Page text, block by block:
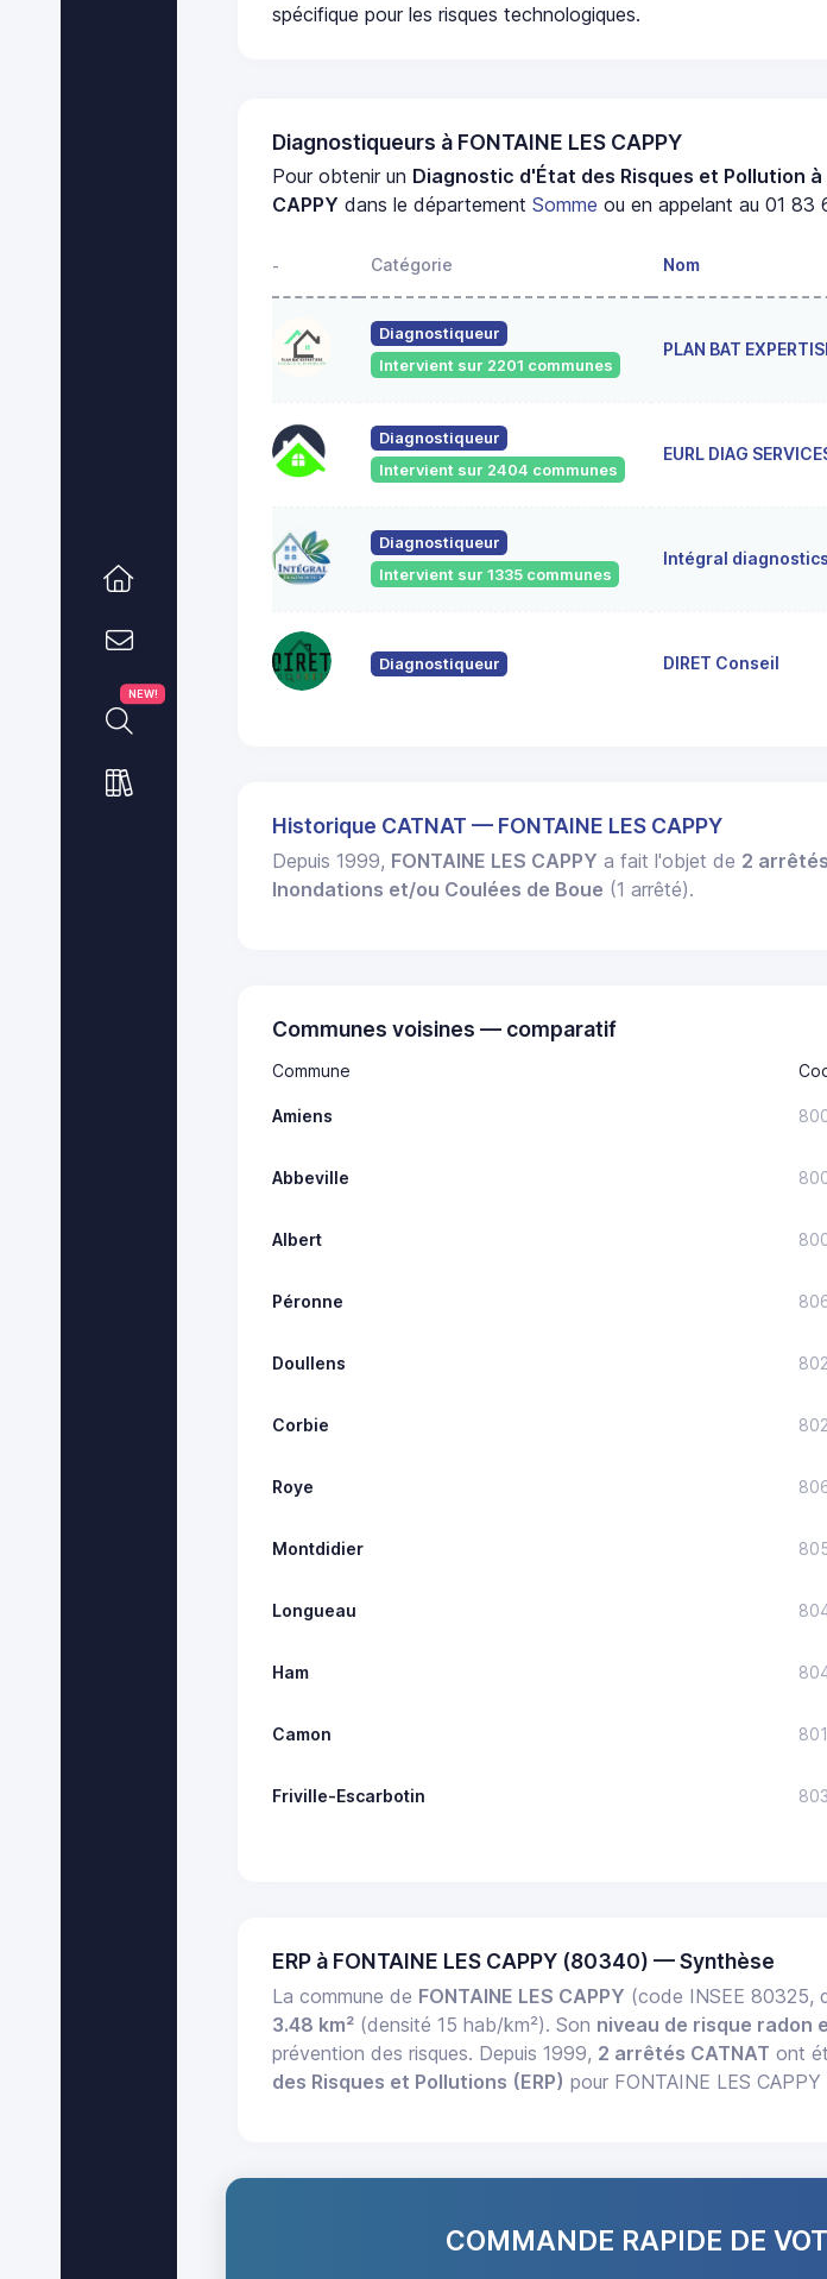
NEW!
spécifique pour les risques technologiques.
Diagnostiqueurs à FONTAINE LES CAPPY
Pour obtenir un Diagnostic d'État des Risques et Pollution à
CAPPY dans le départementSomme ou en appelant au 01 83
- Catégorie Nom
Diagnostiqueur
Intervient sur 2201 communes
PLAN BAT
Diagnostiqueur
Intervient sur 2404 communes
EURL DIAG
Diagnostiqueur
Intervient sur 1335 communes
Intégral diagnostics
Diagnostiqueur DIRET Conseil
Historique CATNAT — FONTAINE LES CAPPY
Depuis 1999, FONTAINE LES CAPPY a fait l'objet de 2
Inondations et/ou Coulées de Boue (1 arrêté).
Communes voisines — comparatif
Commune
Amiens
Abbeville
Albert
Péronne
Doullens
Corbie
Roye
Montdidier
Longueau
Ham
Camon
Friville-Escarbotin
ERP à FONTAINE LES CAPPY (80340) — Synthèse
La commune de FONTAINE LES CAPPY (code INSEE 80325,
3.48 km² (densité 15 hab/km²). Son niveau de risque radon
prévention des risques. Depuis 1999, 2 arrêtés CATNAT ont
des Risques et Pollutions (ERP) pour FONTAINE LES
COMMANDE RAPIDE DE